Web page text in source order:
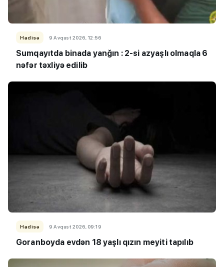
Hadisə 9 Avqust 2026, 12:56
Sumqayıtda binada yanğın : 2-si azyaşlı olmaqla 6
nəfər təxliyə edilib
Hadisə 9 Avqust 2026, 09:19
Goranboyda evdən 18 yaşlı qızın meyiti tapılıb